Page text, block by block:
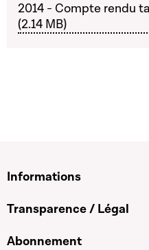
2014 - Compte rendu
(2.14 MB)
Informations
Transparence / Légal
Abonnement